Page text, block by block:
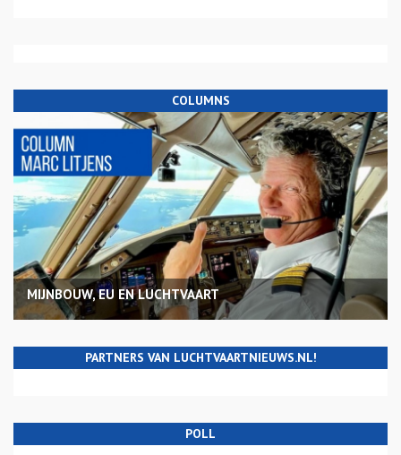
COLUMNS
MIJNBOUW, EU EN LUCHTVAART
PARTNERS VAN LUCHTVAARTNIEUWS.NL!
POLL